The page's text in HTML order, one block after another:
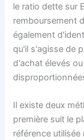
le ratio dette sur
remboursement
également
qu'il s'agisse de
d'achat élevés
Il existe deux
première suit le
référence